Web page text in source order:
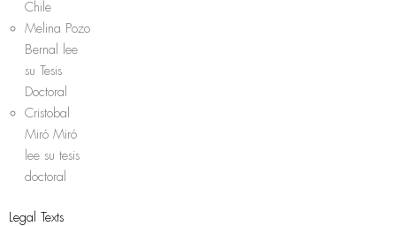
Chile
Melina Pozo
Bernal lee
su Tesis
Doctoral
Cristobal
Miró Miró
lee su tesis
doctoral
Legal Texts